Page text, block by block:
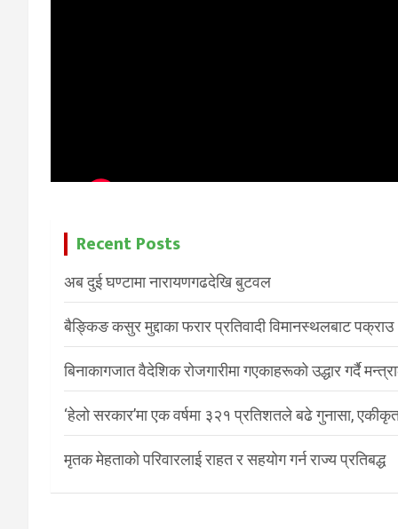
Recent Posts
अब दुई घण्टामा नारायणगढदेखि बुटवल
बैङ्किङ कसुर मुद्दाका फरार प्रतिवादी विमानस्थलबाट पक्राउ
बिनाकागजात वैदेशिक रोजगारीमा गएकाहरूको उद्धार गर्दै
‘हेलो सरकार’मा एक वर्षमा ३२१ प्रतिशतले बढे गुनासा,
मृतक मेहताको परिवारलाई राहत र सहयोग गर्न राज्य प्रतिबद्ध